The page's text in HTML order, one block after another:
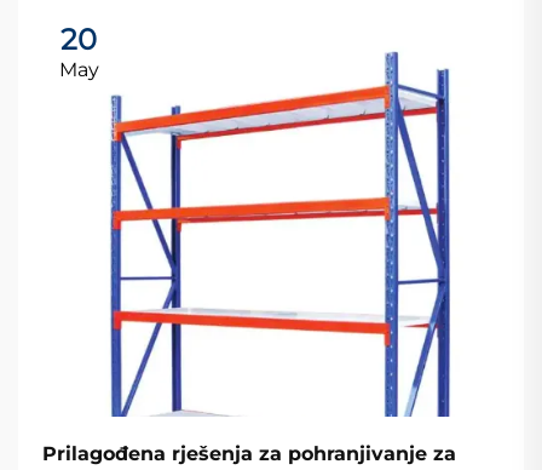
20
May
Prilagođena rješenja za pohranjivanje za